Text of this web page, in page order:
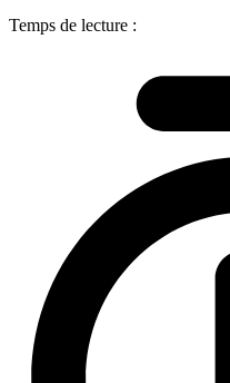
Temps de lecture :